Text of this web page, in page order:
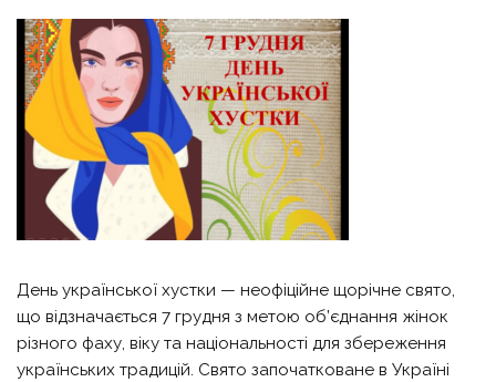
День української хустки — неофіційне щорічне свято,
що відзначається 7 грудня з метою об’єднання жінок
різного фаху, віку та національності для збереження
українських традицій. Свято започатковане в Україні